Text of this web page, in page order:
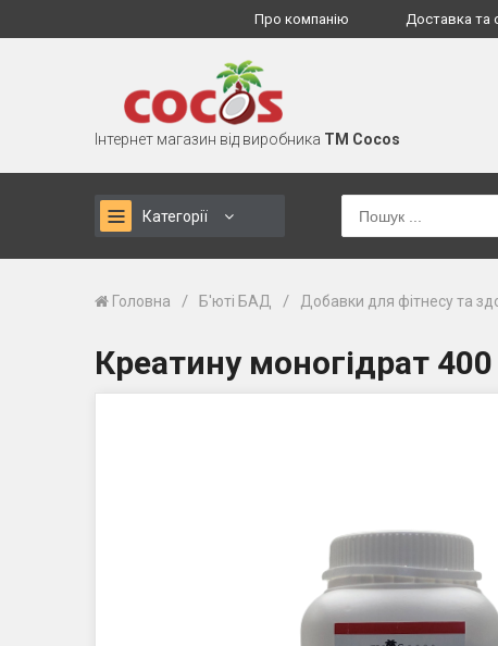
Про компанію Доставка та
Інтернет магазин від виробника TM Cocos
Категорії
Головна / Б'юті БАД / Добавки для фітнесу та
Креатину моногідрат 400